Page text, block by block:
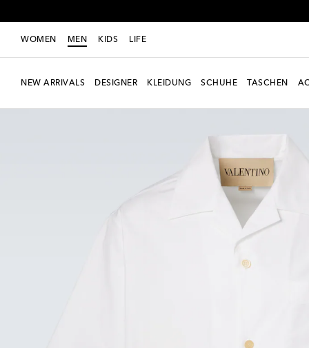
WOMEN MEN KIDS LIFE
NEW ARRIVALS DESIGNER KLEIDUNG SCHUHE TASCHEN